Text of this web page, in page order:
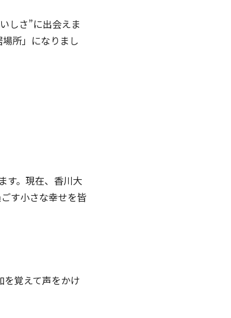
しさ”に出会えま
所」になりまし
す。現在、香川大
す小さな幸せを皆
覚えて声をかけ